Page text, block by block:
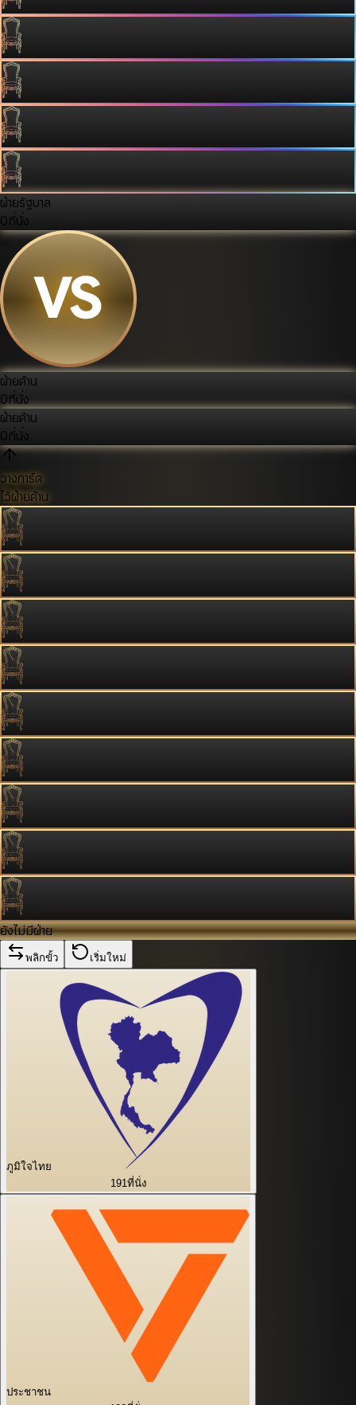
ฝ่ายรัฐบาล
0ที่นั่ง
ฝ่ายค้าน
0ที่นั่ง
ฝ่ายค้าน
0ที่นั่ง
วางการ์ด
ไว้ฝ่ายค้าน
ยังไม่มีฝ่าย
พลิกขั้ว เริ่มใหม่
ภูมิใจไทย
191ที่นั่ง
ประชาชน